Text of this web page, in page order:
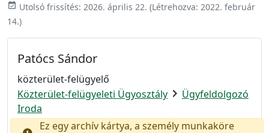
event_available Utolsó frissítés: 2026. április 22. (Létrehozva: 2022. február
14.)
Patócs Sándor
közterület-felügyelő
Közterület-felügyeleti Ügyosztály chevron_right Ügyfeldolgozó
Iroda
Ez egy archív kártya, a személy munkaköre